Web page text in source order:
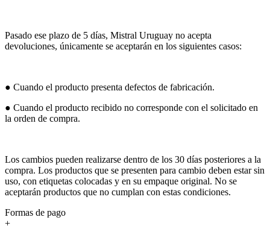
Pasado ese plazo de 5 días, Mistral Uruguay no acepta
devoluciones, únicamente se aceptarán en los siguientes casos:
● Cuando el producto presenta defectos de fabricación.
● Cuando el producto recibido no corresponde con el solicitado en
la orden de compra.
Los cambios pueden realizarse dentro de los 30 días posteriores a la
compra. Los productos que se presenten para cambio deben estar sin
uso, con etiquetas colocadas y en su empaque original. No se
aceptarán productos que no cumplan con estas condiciones.
Formas de pago
+